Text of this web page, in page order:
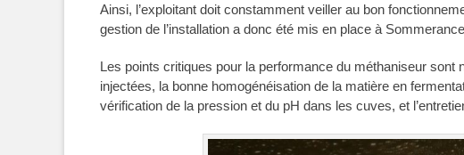
Ainsi, l’exploitant doit constamment veiller au bon
gestion de l’installation a donc été mis en place à
Les points critiques pour la performance du méthaniseur
injectées, la bonne homogénéisation de la matière en
vérification de la pression et du pH dans les cuves, et